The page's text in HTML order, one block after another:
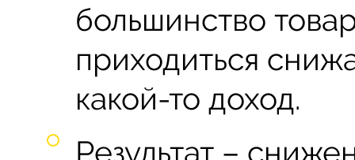
большинство
приходиться
какой-то доход.
Результат –